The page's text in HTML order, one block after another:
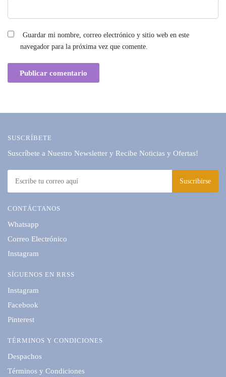
Guardar mi nombre, correo electrónico y sitio web en este
navegador para la próxima vez que comente.
SUSCRÍBETE
Suscríbete a Nuestro Newsletter y Recibe Noticias y Ofertas!
CONTÁCTANOS
Whatsapp
Correo Electrónico
Instagram
SÍGUENOS EN RRSS
Instagram
Facebook
Pinterest
TÉRMINOS Y CONDICIONES
Despachos
Términos y Condiciones